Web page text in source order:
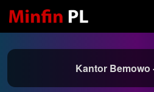
Kantor Bemowo